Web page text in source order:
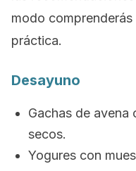
modo
práctica.
Desayuno
Gachas de
secos.
Yogures con